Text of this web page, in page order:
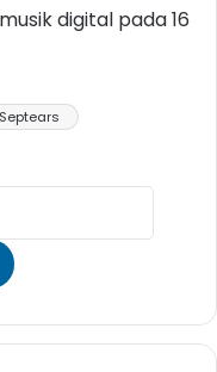
digital pada 16
Septears